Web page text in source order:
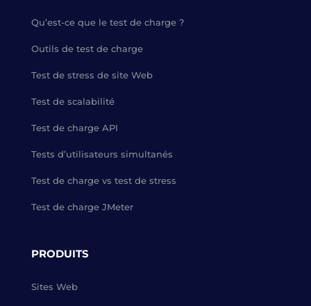
Qu’est-ce que le test de charge ?
Outils de test de charge
Test de stress de site Web
Test de scalabilité
Test de charge API
Tests d’utilisateurs simultanés
Test de charge vs test de stress
Test de charge JMeter
PRODUITS
Sites Web